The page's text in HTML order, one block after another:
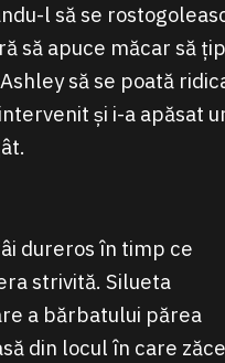
l să se
să apuce măcar să
să se poată
și i-a apăsat
dureros în timp ce
strivită. Silueta
a bărbatului părea
din locul în care